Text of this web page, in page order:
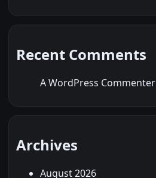
Recent Comments
A WordPress Commenter
Archives
August 2026